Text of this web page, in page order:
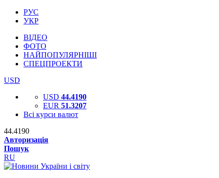
РУС
УКР
ВІДЕО
ФОТО
НАЙПОПУЛЯРНІШІ
СПЕЦПРОЕКТИ
USD
USD 44.4190
EUR 51.3207
Всі курси валют
44.4190
Авторизація
Пошук
RU